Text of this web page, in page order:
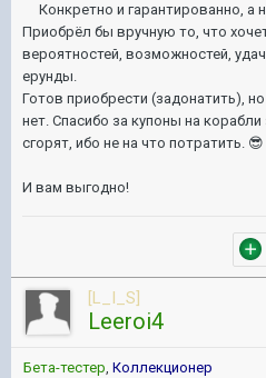
Конкретно и гарантированно, а
Приобрёл бы вручную то, что
вероятностей, возможностей,
ерунды.
Готов приобрести (задонатить),
нет. Спасибо за купоны на
сгорят, ибо не на что потратить. 😎
И вам выгодно!
[L_I_S]
Leeroi4
Бета-тестер, Коллекционер